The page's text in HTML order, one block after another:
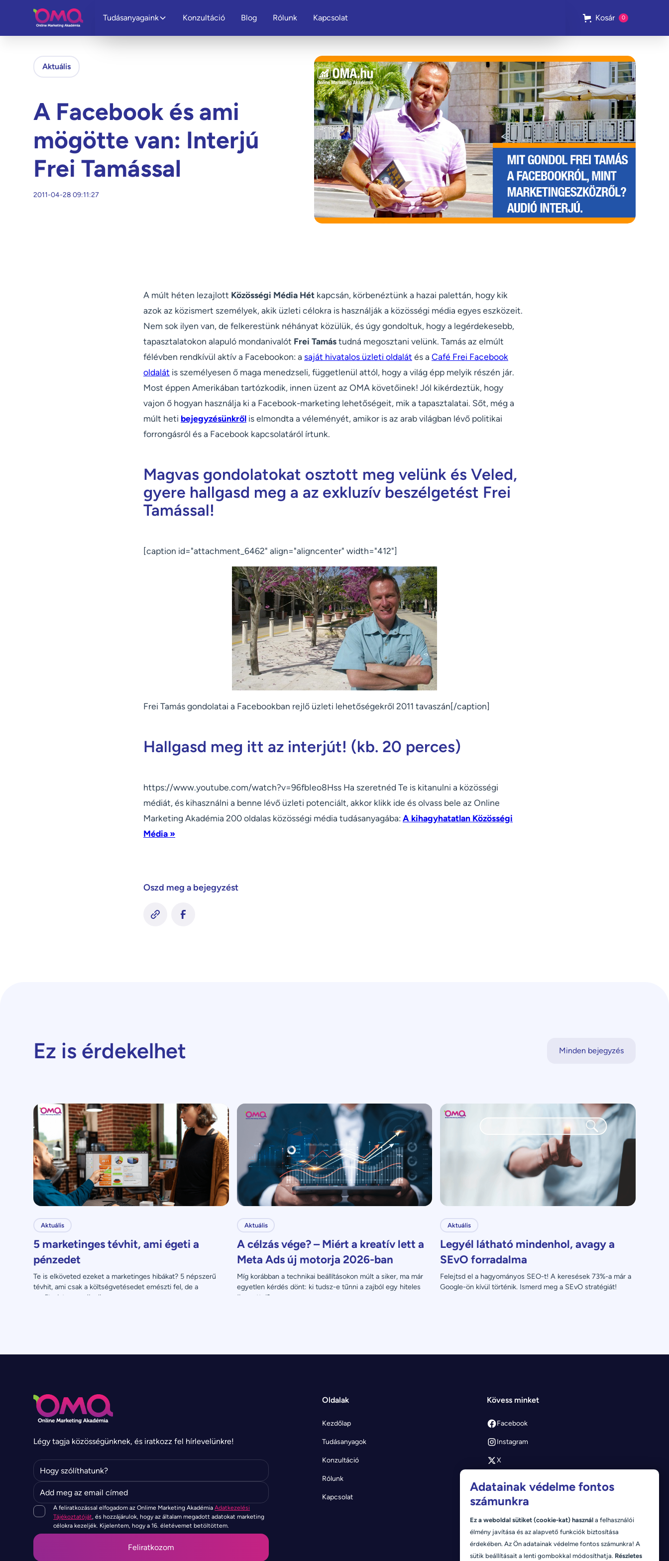
Tudásanyagaink Konzultáció Blog Rólunk Kapcsolat Kosár 0
Aktuális
A Facebook és ami
mögötte van: Interjú
Frei Tamással
2011-04-28 09:11:27
A múlt héten lezajlott Közösségi Média Hét kapcsán, körbenéztünk a hazai palettán, hogy kik
azok az közismert személyek, akik üzleti célokra is használják a közösségi média egyes eszközeit.
Nem sok ilyen van, de felkerestünk néhányat közülük, és úgy gondoltuk, hogy a legérdekesebb,
tapasztalatokon alapuló mondanivalót Frei Tamástudná megosztani velünk. Tamás az elmúlt
félévben rendkívül aktív a Facebookon: a saját hivatalos üzleti oldalát és a Café Frei Facebook
oldalát is személyesen ő maga menedzseli, függetlenül attól, hogy a világ épp melyik részén jár.
Most éppen Amerikában tartózkodik, innen üzent az OMA követőinek! Jól kikérdeztük, hogy
vajon ő hogyan használja ki a Facebook-marketing lehetőségeit, mik a tapasztalatai. Sőt, még a
múlt heti bejegyzésünkről is elmondta a véleményét, amikor is az arab világban lévő politikai
forrongásról és a Facebook kapcsolatáról írtunk.
Magvas gondolatokat osztott meg velünk és Veled,
gyere hallgasd meg a az exkluzív beszélgetést Frei
Tamással!
[caption id="attachment_6462" align="aligncenter" width="412"]
Frei Tamás gondolatai a Facebookban rejlő üzleti lehetőségekről 2011 tavaszán[/caption]
Hallgasd meg itt az interjút! (kb. 20 perces)
https://www.youtube.com/watch?v=96fbIeo8Hss Ha szeretnéd Te is kitanulni a közösségi
médiát, és kihasználni a benne lévő üzleti potenciált, akkor klikk ide és olvass bele az Online
Marketing Akadémia 200 oldalas közösségi média tudásanyagába: A kihagyhatatlan Közösségi
Média »
Oszd meg a bejegyzést
Ez is érdekelhet Minden bejegyzés
Aktuális
5 marketinges tévhit, ami égeti a
pénzedet
Te is elköveted ezeket a marketinges hibákat? 5 népszerű
tévhit, ami csak a költségvetésedet emészti fel, de a
profitodat nem növeli.
Aktuális
A célzás vége? – Miért a kreatív lett a
Meta Ads új motorja 2026-ban
Míg korábban a technikai beállításokon múlt a siker, ma már
egyetlen kérdés dönt: ki tudsz-e tűnni a zajból egy hiteles
üzenettel?
Aktuális
Legyél látható mindenhol, avagy a
SEvO forradalma
Felejtsd el a hagyományos SEO-t! A keresések 73%-a már a
Google-ön kívül történik. Ismerd meg a SEvO stratégiát!
Légy tagja közösségünknek, és iratkozz fel hírlevelünkre!
A feliratkozással elfogadom az Onlime Marketing AkadémiaAdatkezelési
Tájékoztatóját, és hozzájárulok, hogy az általam megadott adatokat marketing
célokra kezeljék. Kijelentem, hogy a 16. életévemet betöltöttem.
Oldalak
Kezdőlap
Tudásanyagok
Konzultáció
Rólunk
Kapcsolat
Kövess minket
Facebook
Instagram
X
Adatainak védelme fontos
számunkra
Ez a weboldal sütiket (cookie-kat) használ a felhasználói
élmény javítása és az alapvető funkciók biztosítása
érdekében. Az Ön adatainak védelme fontos számunkra! A
sütik beállításait a lenti gombokkal módosíthatja. Részletes